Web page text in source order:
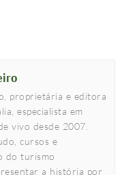
proprietária e editora
especialista em
vivo desde 2007.
cursos e
do turismo
a história por